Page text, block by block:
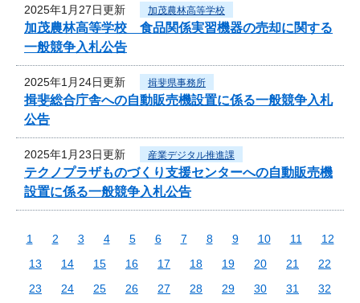
2025年1月27日更新 加茂農林高等学校
加茂農林高等学校 食品関係実習機器の売却に関する
一般競争入札公告
2025年1月24日更新 揖斐県事務所
揖斐総合庁舎への自動販売機設置に係る一般競争入札
公告
2025年1月23日更新 産業デジタル推進課
テクノプラザものづくり支援センターへの自動販売機
設置に係る一般競争入札公告
1 2 3 4 5 6 7 8 9 10 11
12
13
14 15 16 17 18 19 20 21
22
23
24 25 26 27 28 29 30 31
32